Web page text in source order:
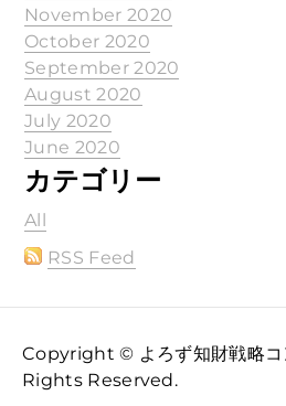
November 2020
October 2020
September 2020
August 2020
July 2020
June 2020
カテゴリー
All
RSS Feed
Copyright © よろず知財戦略コ
Rights Reserved.